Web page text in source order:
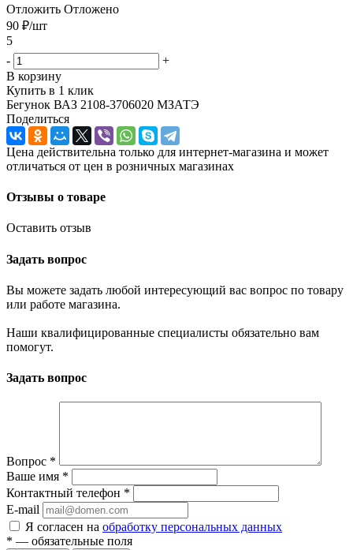
Отложить Отложено
90 ₽/шт
5
-
+
В корзину
Купить в 1 клик
Бегунок ВАЗ 2108-3706020 МЗАТЭ
Поделиться
Цена действительна только для интернет-магазина и может
отличаться от цен в розничных магазинах
Отзывы о товаре
Оставить отзыв
Задать вопрос
Вы можете задать любой интересующий вас вопрос по товару
или работе магазина.
Наши квалифицированные специалисты обязательно вам
помогут.
Задать вопрос
Вопрос *
Ваше имя *
Контактный телефон *
E-mail
Я согласен на обработку персональных данных
* — обязательные поля